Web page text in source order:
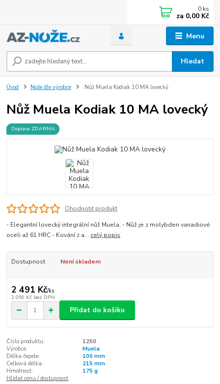
Menu
Hledat
0 ks
za 0,00 Kč
Úvod Nože dle výrobce Nůž Muela Kodiak 10 MA lovecký
Nůž Muela Kodiak 10 MA lovecký
Doprava ZDARMA
Ohodnotit produkt
- Elegantní lovecký integrální nůž Muela. - Nůž je z molybden vanadiové
oceli až 61 HRC - Kování z a... celý popis
Dostupnost Není skladem
2 491 Kč/ks
2 059 Kč bez DPH
Přidat do košíku
Číslo produktu:
1250
Výrobce:
Muela
Délka čepele:
100 mm
Celková délka:
215 mm
Hmotnost:
175 g
Hlídat cenu / dostupnost